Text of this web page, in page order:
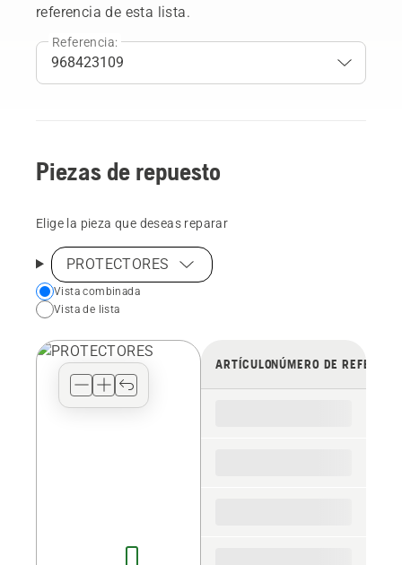
referencia de esta lista.
Referencia:
Piezas de repuesto
Elige la pieza que deseas reparar
PROTECTORES
Choose
your
view
Vista combinada
Vista de lista
ARTÍCULONÚMERO DE